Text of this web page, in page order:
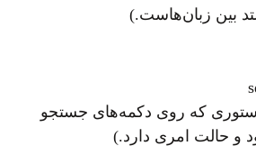
بین زبان‌هاست.)
که روی دکمه‌های جستجو
و حالت امری دارد.)